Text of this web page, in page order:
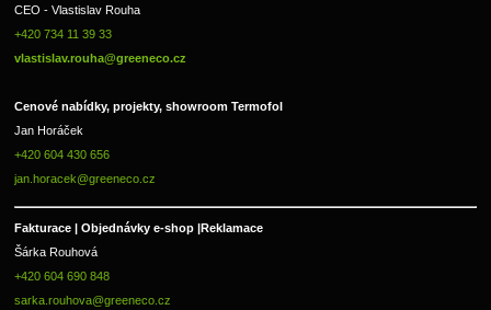
CEO - Vlastislav Rouha
+420 734 11 39 33
vlastislav.rouha@greeneco.cz
Cenové nabídky, projekty, showroom Termofol
Jan Horáček
+420 604 430 656
jan.horacek@greeneco.cz
Fakturace | Objednávky e-shop |Reklamace
Šárka Rouhová
+420 604 690 848
sarka.rouhova@greeneco.cz